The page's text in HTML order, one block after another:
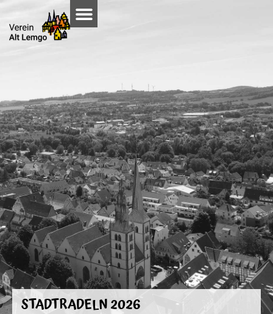
STADTRADELN 2026